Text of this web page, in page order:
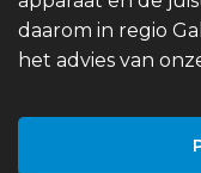
daarom in regio
het advies van